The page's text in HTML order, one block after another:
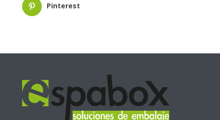
Pinterest